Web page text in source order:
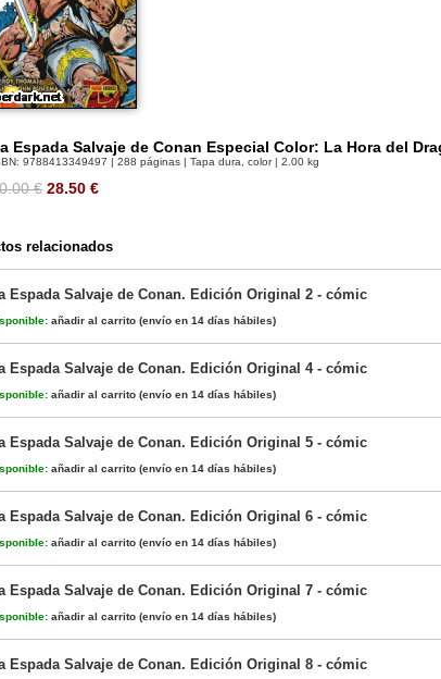
Espada Salvaje de Conan Especial Color: La Hora del
9788413349497 | 288 páginas | Tapa dura, color | 2.00 kg
€ 28.50 €
relacionados
Espada Salvaje de Conan. Edición Original 2 - cómic
añadir al carrito (envío en 14 días hábiles)
Espada Salvaje de Conan. Edición Original 4 - cómic
añadir al carrito (envío en 14 días hábiles)
Espada Salvaje de Conan. Edición Original 5 - cómic
añadir al carrito (envío en 14 días hábiles)
Espada Salvaje de Conan. Edición Original 6 - cómic
añadir al carrito (envío en 14 días hábiles)
Espada Salvaje de Conan. Edición Original 7 - cómic
añadir al carrito (envío en 14 días hábiles)
Espada Salvaje de Conan. Edición Original 8 - cómic